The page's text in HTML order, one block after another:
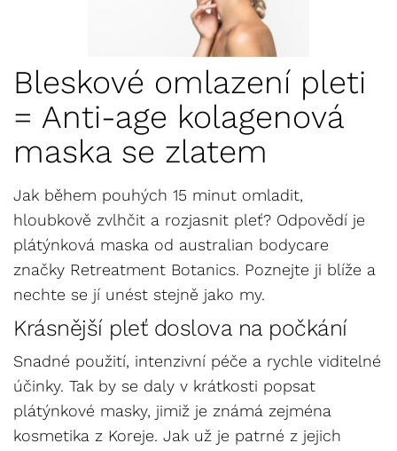
Bleskové omlazení pleti
= Anti-age kolagenová
maska se zlatem
Jak během pouhých 15 minut omladit,
hloubkově zvlhčit a rozjasnit pleť? Odpovědí je
plátýnková maska od australian bodycare
značky Retreatment Botanics. Poznejte ji blíže a
nechte se jí unést stejně jako my.
Krásnější pleť doslova na počkání
Snadné použití, intenzivní péče a rychle viditelné
účinky. Tak by se daly v krátkosti popsat
plátýnkové masky, jimiž je známá zejména
kosmetika z Koreje. Jak už je patrné z jejich